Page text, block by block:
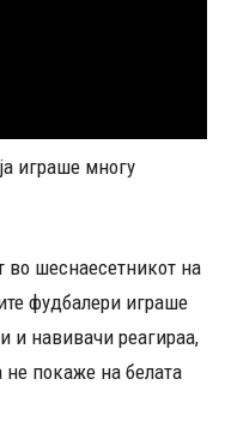
играше многу
во шеснаесетникот на
фудбалери играше
и навивачи реагираа,
не покаже на белата